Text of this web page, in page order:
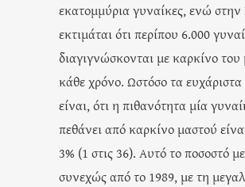
εκατομμύρια γυναίκες, ενώ
εκτιμάται ότι περίπου 6.000
διαγιγνώσκονται με καρκίνο του
κάθε χρόνο. Ωστόσο τα
είναι, ότι η πιθανότητα μία
πεθάνει από καρκίνο μαστού
3% (1 στις 36). Αυτό το ποσοστό
συνεχώς από το 1989, με τη